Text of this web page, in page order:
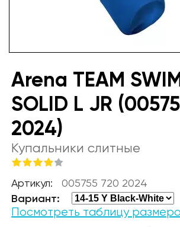
Arena TEAM
SOLID L JR
2024)
Купальники слитные
Артикул: 005755 720 2024
Вариант:
Посмотреть таблицу